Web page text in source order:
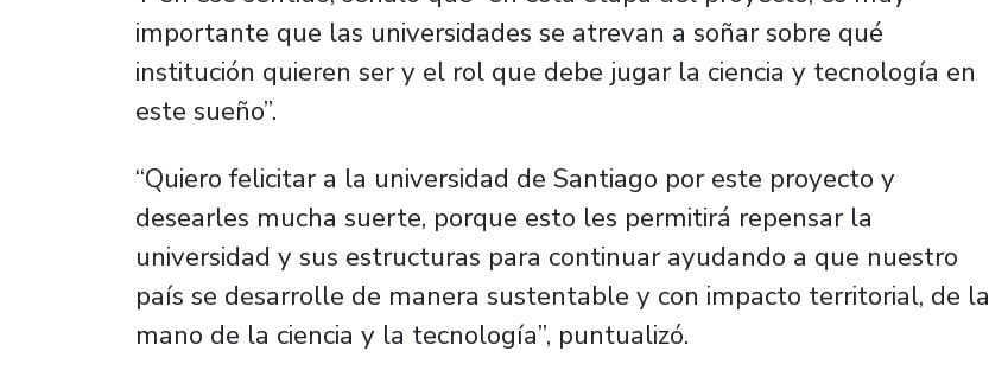
importante que las universidades se atrevan a soñar sobre qué
institución quieren ser y el rol que debe jugar la ciencia y tecnología en
este sueño”.
“Quiero felicitar a la universidad de Santiago por este proyecto y
desearles mucha suerte, porque esto les permitirá repensar la
universidad y sus estructuras para continuar ayudando a que nuestro
país se desarrolle de manera sustentable y con impacto territorial, de la
mano de la ciencia y la tecnología”, puntualizó.